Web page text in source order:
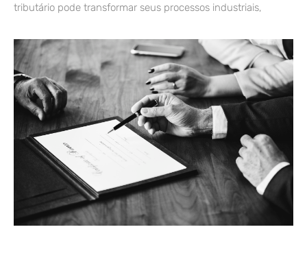
tributário pode transformar seus processos industriais,